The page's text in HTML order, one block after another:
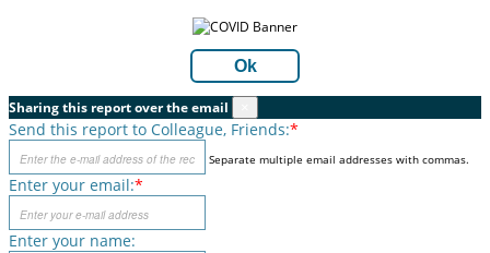
Ok
Sharing this report over the email
Send this report to Colleague, Friends:*
Separate multiple email addresses with commas.
Enter your email:*
Enter your name: